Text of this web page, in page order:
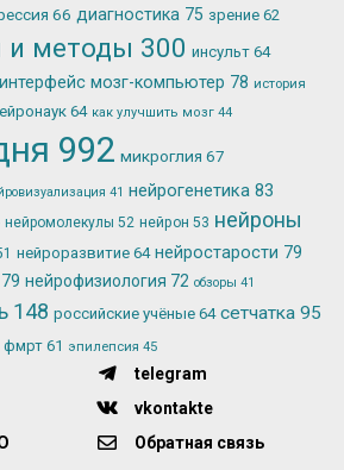
66 диагностика 75 зрение 62
и методы 300 инсульт 64
интерфейс мозг-компьютер 78 история
64 как улучшить мозг 44
992 микроглия 67
41 нейрогенетика 83
нейромолекулы 52 нейрон 53 нейроны
нейроразвитие 64 нейростарости 79
79 нейрофизиология 72 обзоры 41
148 российские учёные 64 сетчатка 95
фмрт 61 эпилепсия 45
telegram
vkontakte
Обратная связь